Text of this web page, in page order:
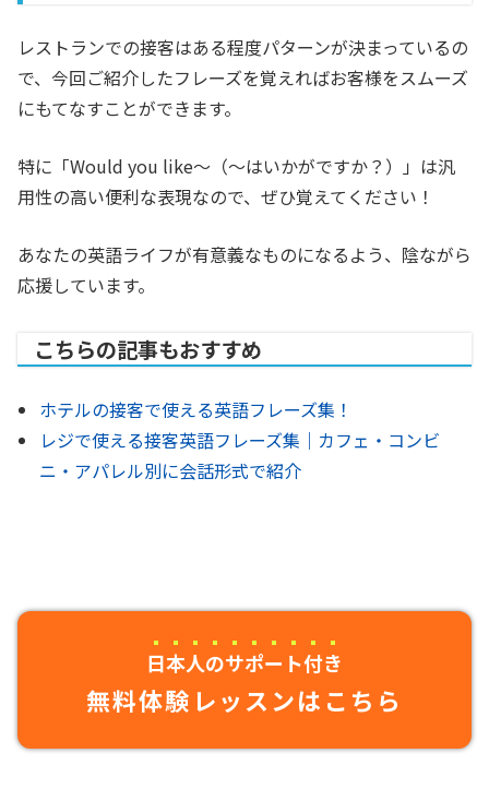
レストランでの接客はある程度パターンが決まっているの
で、今回ご紹介したフレーズを覚えればお客様をスムーズ
にもてなすことができます。
特に「Would you like〜（〜はいかがですか？）」は汎
用性の高い便利な表現なので、ぜひ覚えてください！
あなたの英語ライフが有意義なものになるよう、陰ながら
応援しています。
こちらの記事もおすすめ
ホテルの接客で使える英語フレーズ集！
レジで使える接客英語フレーズ集｜カフェ・コンビ
ニ・アパレル別に会話形式で紹介
日本人のサポート付き
無料体験レッスンはこちら